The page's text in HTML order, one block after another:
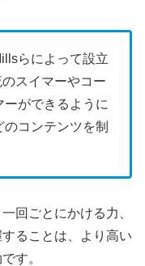
らによって設立
のスイマーやコー
ができるように
コンテンツを制
回ごとにかける力、
ることは、より高い
す。